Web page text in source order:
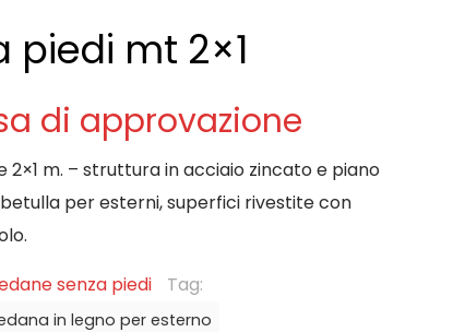
piedi mt 2×1
di approvazione
2×1 m. – struttura in acciaio zincato e piano
per esterni, superfici rivestite con
senza piedi Tag:
in legno per esterno